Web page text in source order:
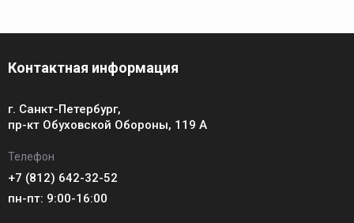
Контактная информация
г. Санкт-Петербург,
пр-кт Обуховской Обороны, 119 А
Телефон
+7 (812) 642-32-52
пн-пт: 9:00-16:00